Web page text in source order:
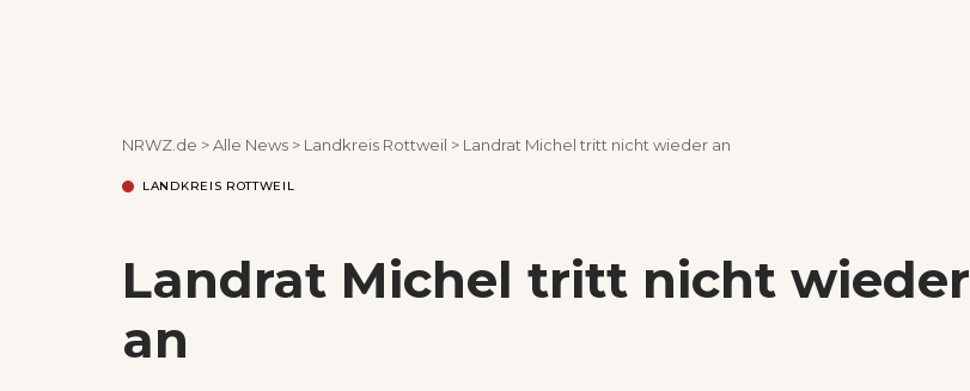
NRWZ.de >Alle News > Landkreis Rottweil > Landrat Michel tritt nicht wieder an
LANDKREIS ROTTWEIL
Landrat Michel tritt nicht wieder
an